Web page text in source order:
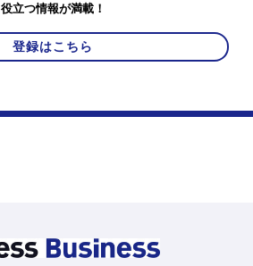
役立つ情報が満載！
登録はこちら